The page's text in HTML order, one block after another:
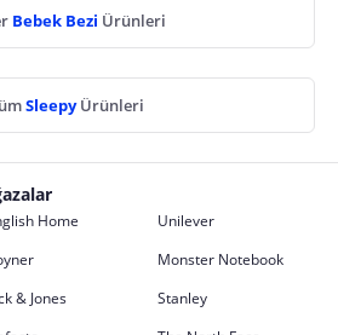
Bebek Bezi Ürünleri
SleepyÜrünleri
Home
Unilever
Monster Notebook
& Jones
Stanley